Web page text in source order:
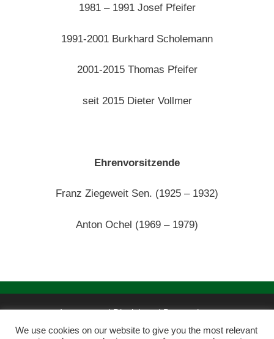
1981 – 1991 Josef Pfeifer
1991-2001 Burkhard Scholemann
2001-2015 Thomas Pfeifer
seit 2015 Dieter Vollmer
Ehrenvorsitzende
Franz Ziegeweit Sen. (1925 – 1932)
Anton Ochel (1969 – 1979)
Impressum | Disclaimer|Datenschutz
We use cookies on our website to give you the most relevant